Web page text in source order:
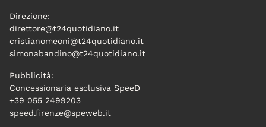
Direzione:
direttore@t24quotidiano.it
cristianomeoni@t24quotidiano.it
simonabandino@t24quotidiano.it
Pubblicità:
Concessionaria esclusiva SpeeD
+39 055 2499203
speed.firenze@speweb.it